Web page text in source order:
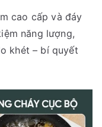
cao cấp và đáy
năng lượng,
khét – bí quyết